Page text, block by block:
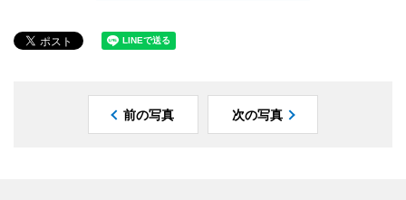
前の写真 次の写真